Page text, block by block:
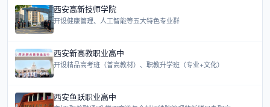
西安高新技师学院
开设健康管理、人工智能等五大特色专业群
西安新高教职业高中
开设精品高考班（普高教材）、职教升学班（专业+文化）
西安鱼跃职业高中